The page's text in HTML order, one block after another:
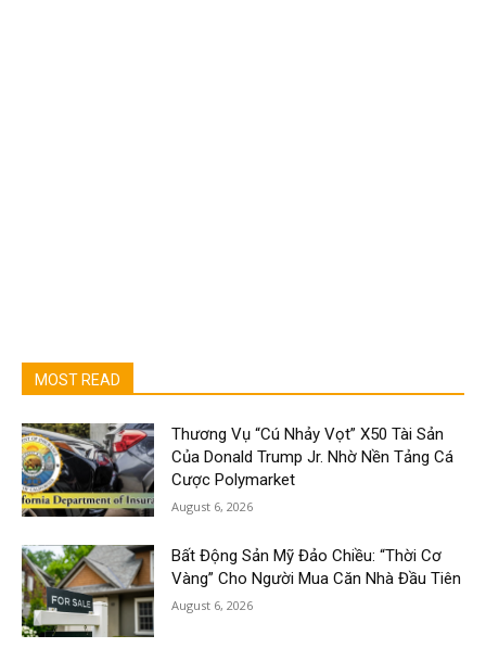
MOST READ
Thương Vụ “Cú Nhảy Vọt” X50 Tài Sản
Của Donald Trump Jr. Nhờ Nền Tảng Cá
Cược Polymarket
August 6, 2026
Bất Động Sản Mỹ Đảo Chiều: “Thời Cơ
Vàng” Cho Người Mua Căn Nhà Đầu Tiên
August 6, 2026